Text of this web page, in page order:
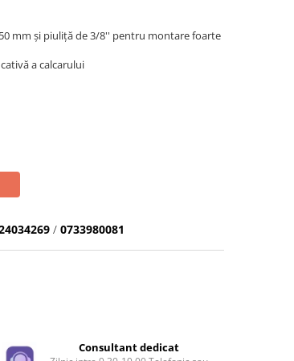
mm și piuliță de 3/8'' pentru montare foarte
a calcarului
/ 0733980081
Consultant dedicat